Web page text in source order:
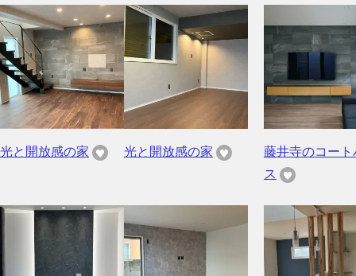
光と開放感の家 光と開放感の家
藤井寺のコート
ス